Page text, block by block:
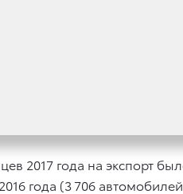
2017 года на экспорт
года (3 706